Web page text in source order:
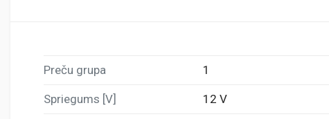
Preču grupa 1
Spriegums [V] 12 V